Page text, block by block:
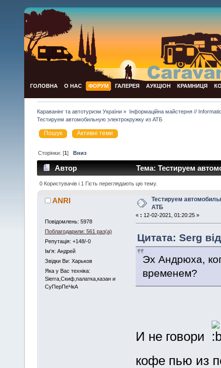
ГОЛОВНА О НАС ФОРУМ ГАЛЕРЕЯ АУКЦІОН КРАМНИЦЯ
Караванінг та автотуризм України » Інформаційна майстерня //
Тестируем автомобильную электрокружку из АТБ
Пошук Активні теми
Сторінки: [1]Вниз
Автор Тема: Тестируем
0 Користувачів і 1 Гість переглядають цю тему.
ANRI
Повідомлень: 5978
Поблагодарили: 561 раз(а)
Репутація: +148/-0
Iм'я: Андрей
Звідки Ви: Харьков
Яка у Вас техніка:
Sierra,Скиф,палатка,казан и
СуПерПеЧкА
Тестируем
АТБ
« : 12-02-2021, 01:20:25 »
Цитата: Serg
Эх Андрюха,
временем?
И не говори
кофе пью из